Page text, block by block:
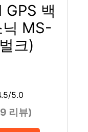
GPS 백
닉 MS-
크)
5.0
리뷰)